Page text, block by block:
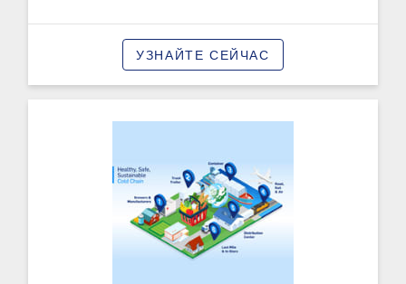
УЗНАЙТЕ СЕЙЧАС